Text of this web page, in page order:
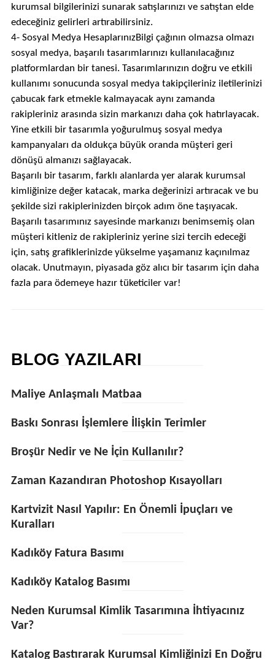
kurumsal bilgilerinizi sunarak satışlarınızı ve satıştan elde
edeceğiniz gelirleri artırabilirsiniz.
4- Sosyal Medya HesaplarınızBilgi çağının olmazsa olmazı
sosyal medya, başarılı tasarımlarınızı kullanılacağınız
platformlardan bir tanesi. Tasarımlarınızın doğru ve etkili
kullanımı sonucunda sosyal medya takipçileriniz iletilerinizi
çabucak fark etmekle kalmayacak aynı zamanda
rakipleriniz arasında sizin markanızı daha çok hatırlayacak.
Yine etkili bir tasarımla yoğurulmuş sosyal medya
kampanyaları da oldukça büyük oranda müşteri geri
dönüşü almanızı sağlayacak.
Başarılı bir tasarım, farklı alanlarda yer alarak kurumsal
kimliğinize değer katacak, marka değerinizi artıracak ve bu
şekilde sizi rakiplerinizden birçok adım öne taşıyacak.
Başarılı tasarımınız sayesinde markanızı benimsemiş olan
müşteri kitleniz de rakipleriniz yerine sizi tercih edeceği
için, satış grafiklerinizde yükselme yaşamanız kaçınılmaz
olacak. Unutmayın, piyasada göz alıcı bir tasarım için daha
fazla para ödemeye hazır tüketiciler var!
BLOG YAZILARI
Maliye Anlaşmalı Matbaa
Baskı Sonrası İşlemlere İlişkin Terimler
Broşür Nedir ve Ne İçin Kullanılır?
Zaman Kazandıran Photoshop Kısayolları
Kartvizit Nasıl Yapılır: En Önemli İpuçları ve
Kuralları
Kadıköy Fatura Basımı
Kadıköy Katalog Basımı
Neden Kurumsal Kimlik Tasarımına İhtiyacınız
Var?
Katalog Bastırarak Kurumsal Kimliğinizi En Doğru